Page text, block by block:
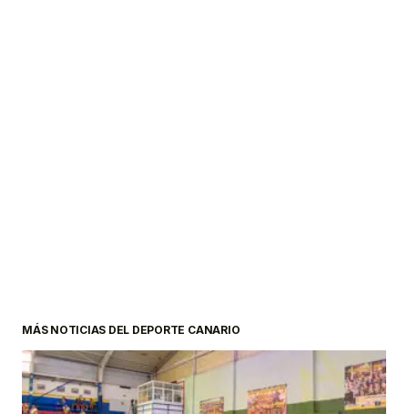
MÁS NOTICIAS DEL DEPORTE CANARIO